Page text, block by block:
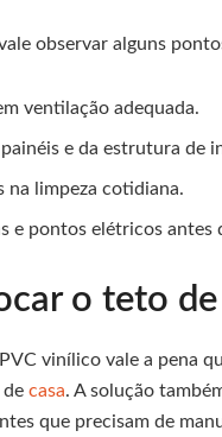
observar alguns
ventilação adequada.
e da estrutura de
na limpeza cotidiana.
e pontos elétricos antes
o teto
vinílico vale a pena
casa. A solução
que precisam de